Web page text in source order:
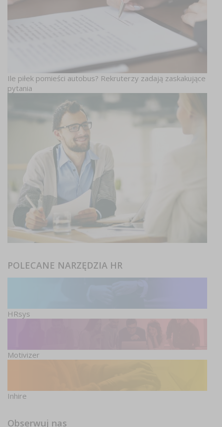
Ile piłek pomieści autobus? Rekruterzy zadają zaskakujące
pytania
POLECANE NARZĘDZIA HR
HRsys
Motivizer
Inhire
Obserwuj nas